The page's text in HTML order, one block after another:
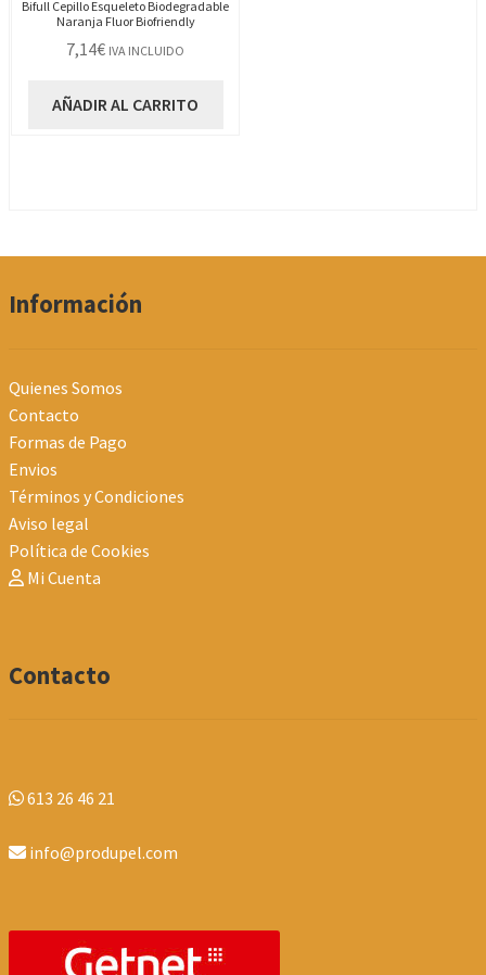
Bifull Cepillo Esqueleto Biodegradable
Naranja Fluor Biofriendly
7,14€ IVA INCLUIDO
AÑADIR AL CARRITO
Información
Quienes Somos
Contacto
Formas de Pago
Envios
Términos y Condiciones
Aviso legal
Política de Cookies
Mi Cuenta
Contacto
613 26 46 21
info@produpel.com